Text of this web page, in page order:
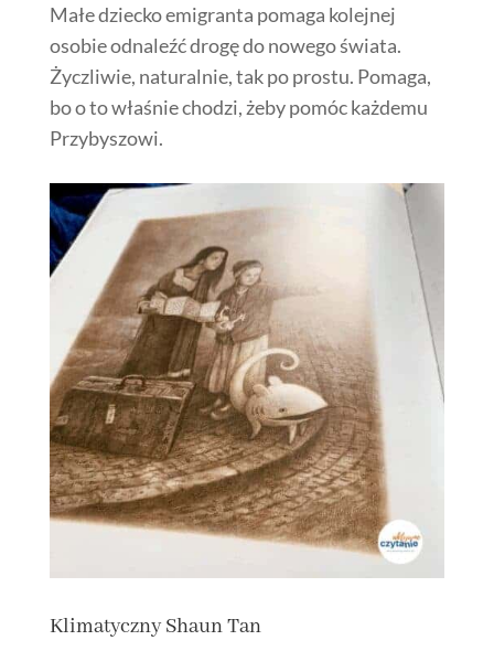
Małe dziecko emigranta pomaga kolejnej
osobie odnaleźć drogę do nowego świata.
Życzliwie, naturalnie, tak po prostu. Pomaga,
bo o to właśnie chodzi, żeby pomóc każdemu
Przybyszowi.
Klimatyczny Shaun Tan